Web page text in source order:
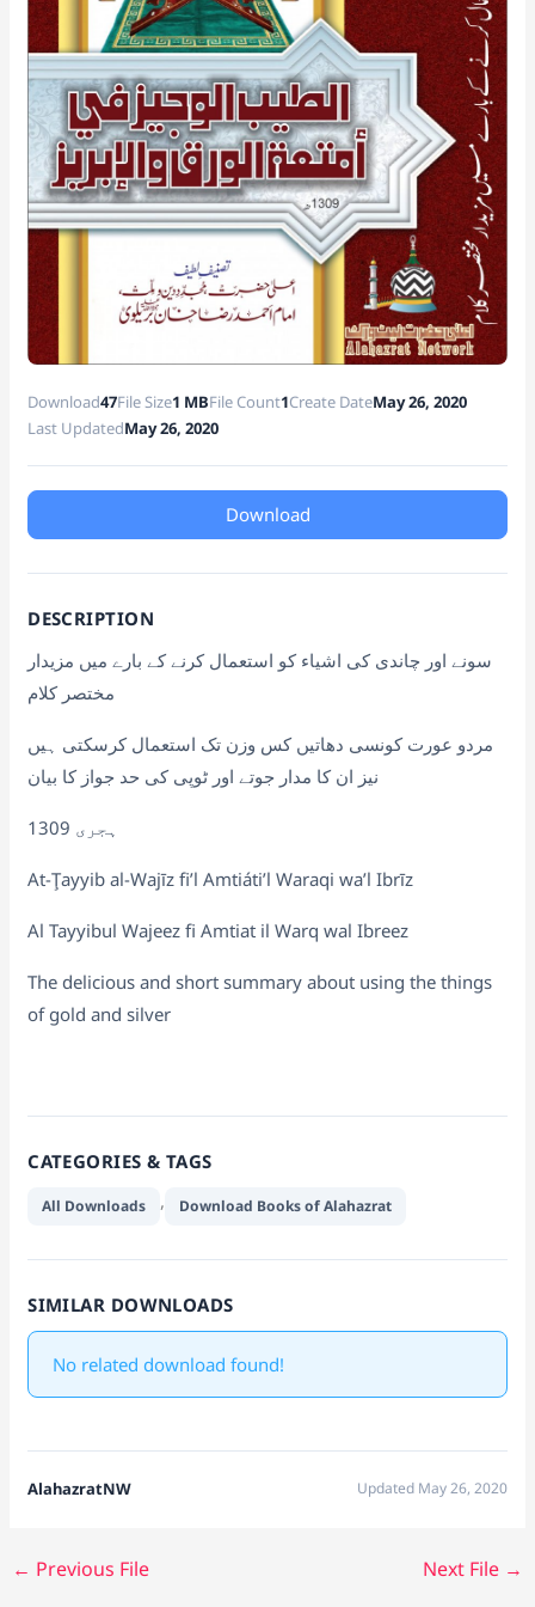
at
e
Download47File Size1 MBFile Count1Create DateMay 26, 2020
Last UpdatedMay 26, 2020
Download
DESCRIPTION
سونے اور چاندی کی اشیاء کو استعمال کرنے کے بارے میں مزیدار
مختصر کلام
مردو عورت کونسی دھاتیں کس وزن تک استعمال کرسکتی ہیں
نیز ان کا مدار جوتے اور ٹوپی کی حد جواز کا بیان
1309 ہجری
At-Ţayyib al-Wajīz fi’l Amtiáti’l Waraqi wa’l Ibrīz
Al Tayyibul Wajeez fi Amtiat il Warq wal Ibreez
The delicious and short summary about using the things
of gold and silver
CATEGORIES & TAGS
All Downloads , Download Books of Alahazrat
SIMILAR DOWNLOADS
No related download found!
AlahazratNW Updated May 26, 2020
← Previous File Next File →